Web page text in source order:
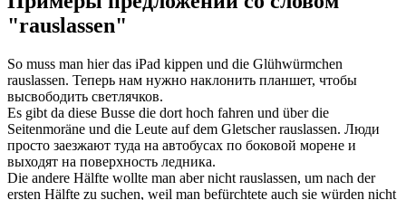
"rauslassen"
So muss man hier das iPad kippen und die Glühwürmchen
rauslassen. Теперь нам нужно наклонить планшет, чтобы
высвободить светлячков.
Es gibt da diese Busse die dort hoch fahren und über die
Seitenmoräne und die Leute auf dem Gletscherrauslassen. Люди
просто заезжают туда на автобусах по боковой морене и
выходят на поверхность ледника.
Die andere Hälfte wollte man aber nicht rauslassen, um nach der
ersten Hälfte zu suchen, weil man befürchtete auch sie würden nicht